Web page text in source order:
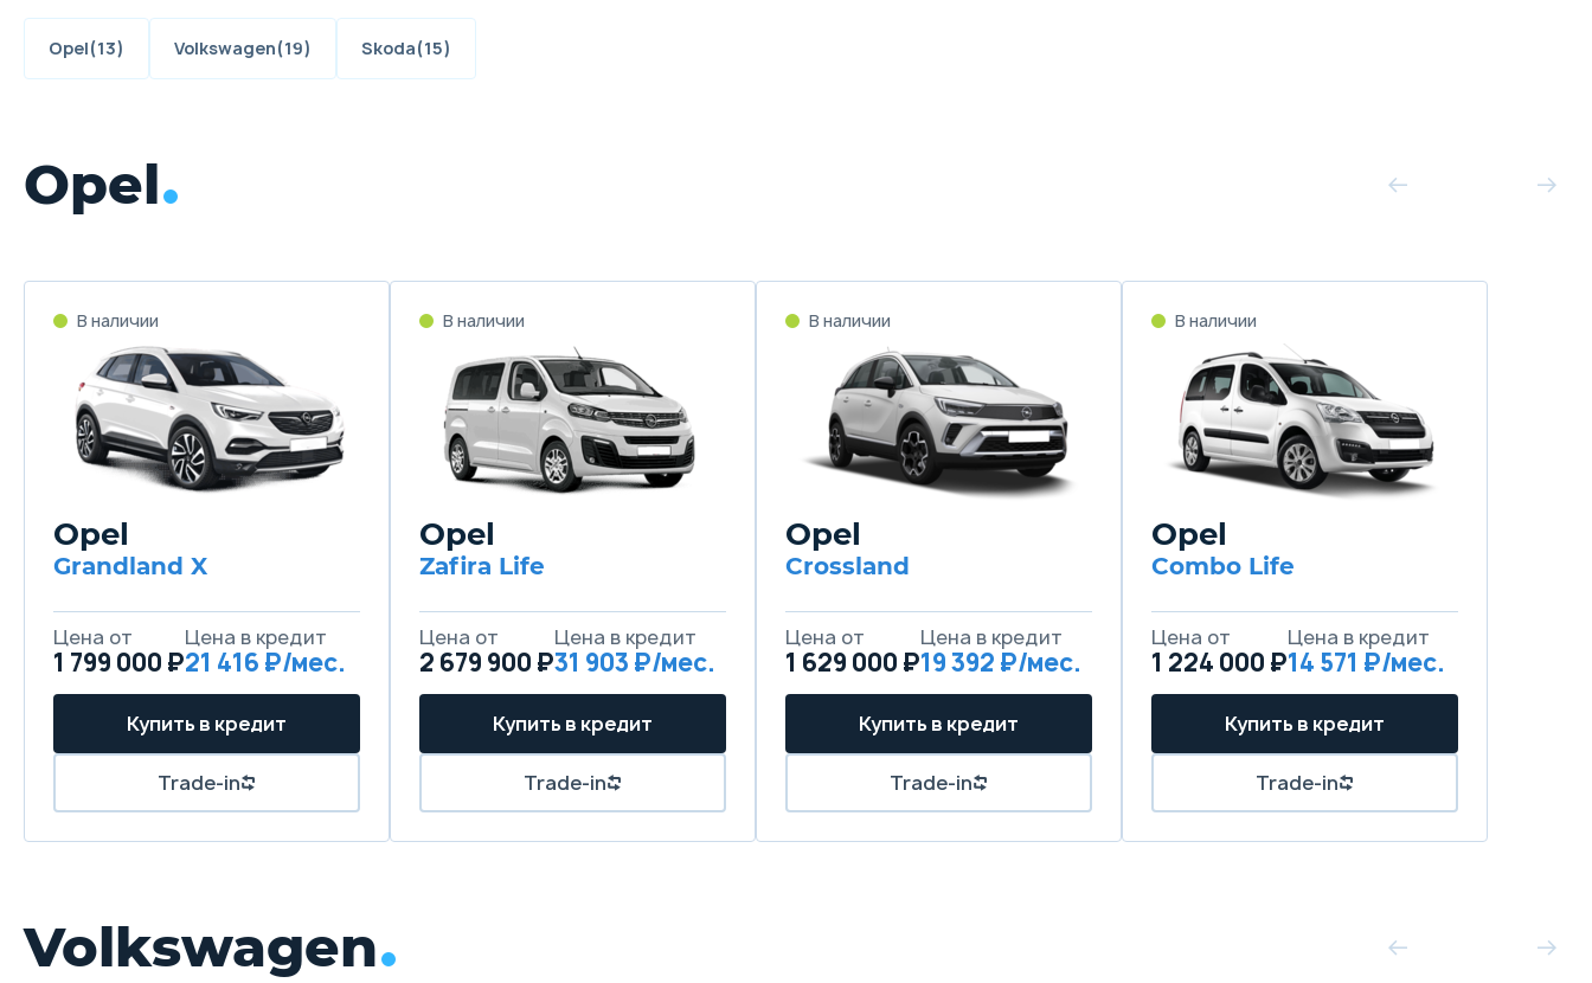
Opel(13) Volkswagen(19) Skoda(15)
Opel
В наличии
Opel
Grandland X
Цена от
1 799 000 ₽
Цена в кредит
21 416 ₽/мес.
Купить в кредит
Trade-in
В наличии
Opel
Zafira Life
Цена от
2 679 900 ₽
Цена в кредит
31 903 ₽/мес.
Купить в кредит
Trade-in
В наличии
Opel
Crossland
Цена от
1 629 000 ₽
Цена в кредит
19 392 ₽/мес.
Купить в кредит
Trade-in
В наличии
Opel
Combo Life
Цена от
1 224 000 ₽
Цена в кредит
14 571 ₽/мес.
Купить в кредит
Trade-in
Volkswagen